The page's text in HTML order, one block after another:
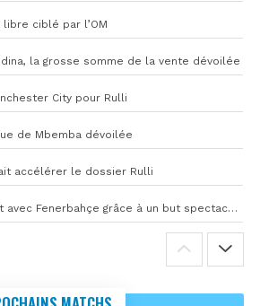
ciblé par l’OM
la grosse somme de la vente dévoilée
City pour Rulli
de Mbemba dévoilée
accélérer le dossier Rulli
Greenwood frappe fort avec Fenerbahçe grâce à un but spectaculaire